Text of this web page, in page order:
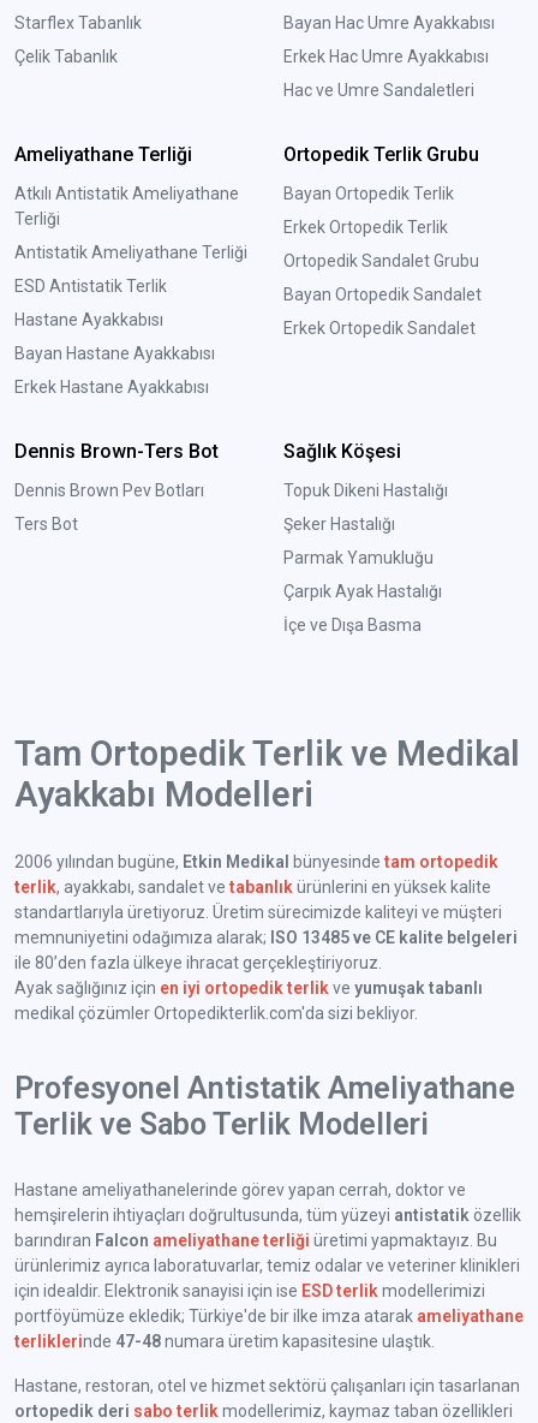
Starflex Tabanlık
Çelik Tabanlık
Bayan Hac Umre Ayakkabısı
Erkek Hac Umre Ayakkabısı
Hac ve Umre Sandaletleri
Ameliyathane Terliği
Atkılı Antistatik Ameliyathane
Terliği
Antistatik Ameliyathane Terliği
ESD Antistatik Terlik
Hastane Ayakkabısı
Bayan Hastane Ayakkabısı
Erkek Hastane Ayakkabısı
Ortopedik Terlik Grubu
Bayan Ortopedik Terlik
Erkek Ortopedik Terlik
Ortopedik Sandalet Grubu
Bayan Ortopedik Sandalet
Erkek Ortopedik Sandalet
Dennis Brown-Ters Bot
Dennis Brown Pev Botları
Ters Bot
Sağlık Köşesi
Topuk Dikeni Hastalığı
Şeker Hastalığı
Parmak Yamukluğu
Çarpık Ayak Hastalığı
İçe ve Dışa Basma
Tam Ortopedik Terlik ve Medikal
Ayakkabı Modelleri
2006 yılından bugüne, Etkin Medikal bünyesindetam ortopedik
terlik, ayakkabı, sandalet vetabanlık ürünlerini en yüksek kalite
standartlarıyla üretiyoruz. Üretim sürecimizde kaliteyi ve müşteri
memnuniyetini odağımıza alarak; ISO 13485 ve CE kalite belgeleri
ile 80’den fazla ülkeye ihracat gerçekleştiriyoruz.
Ayak sağlığınız için en iyi ortopedik terlik ve yumuşak tabanlı
medikal çözümler Ortopedikterlik.com'da sizi bekliyor.
Profesyonel Antistatik Ameliyathane
Terlik ve Sabo Terlik Modelleri
Hastane ameliyathanelerinde görev yapan cerrah, doktor ve
hemşirelerin ihtiyaçları doğrultusunda, tüm yüzeyi antistatik özellik
barındıran Falcon ameliyathane terliği üretimi yapmaktayız. Bu
ürünlerimiz ayrıca laboratuvarlar, temiz odalar ve veteriner klinikleri
için idealdir. Elektronik sanayisi için ise ESD terlik modellerimizi
portföyümüze ekledik; Türkiye'de bir ilke imza atarak ameliyathane
terliklerinde 47-48numara üretim kapasitesine ulaştık.
Hastane, restoran, otel ve hizmet sektörü çalışanları için tasarlanan
ortopedik deri sabo terlik modellerimiz, kaymaz taban özellikleri